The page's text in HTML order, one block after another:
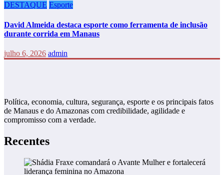
DESTAQUE Esporte
David Almeida destaca esporte como ferramenta de inclusão
durante corrida em Manaus
julho 6, 2026 admin
Política, economia, cultura, segurança, esporte e os principais fatos
de Manaus e do Amazonas com credibilidade, agilidade e
compromisso com a verdade.
Recentes